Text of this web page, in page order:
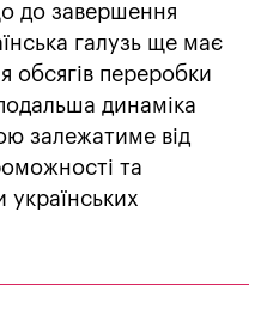
до завершення
галузь ще має
обсягів переробки
динаміка
залежатиме від
та
українських